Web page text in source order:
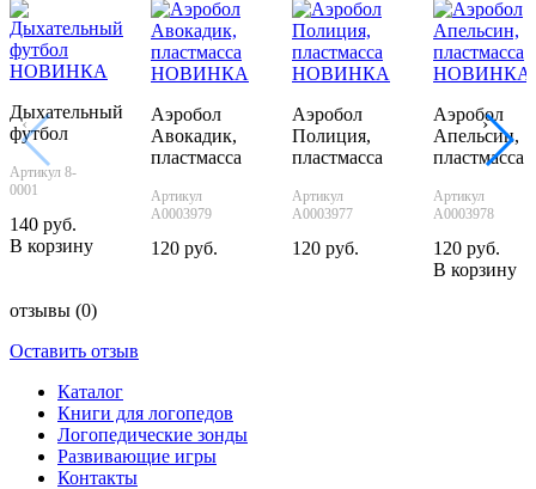
НОВИНКА
Дыхательный
футбол
Артикул 8-
0001
140 руб.
В корзину
НОВИНКА
Аэробол
Авокадик,
пластмасса
Артикул
А0003979
120 руб.
НОВИНКА
Аэробол
Полиция,
пластмасса
Артикул
А0003977
120 руб.
НОВИНКА
Аэробол
Апельсин,
пластмасса
Артикул
А0003978
120 руб.
В корзину
‹ ›
отзывы (0)
Оставить отзыв
Каталог
Книги для логопедов
Логопедические зонды
Развивающие игры
Контакты